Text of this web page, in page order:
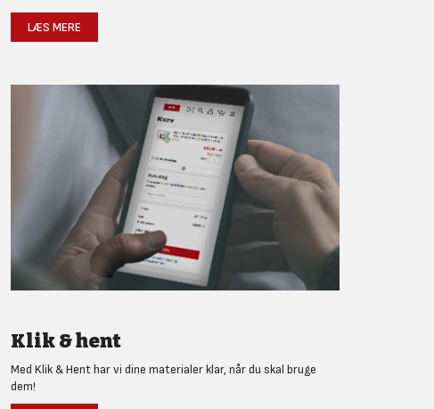
LÆS MERE
Klik & hent
Med Klik & Hent har vi dine materialer klar, når du skal bruge
dem!